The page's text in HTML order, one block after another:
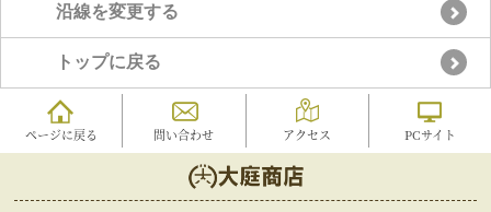
沿線を変更する
トップに戻る
ページに戻る 問い合わせ アクセス PCサイト